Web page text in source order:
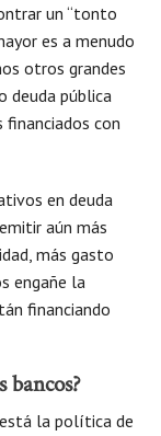
un “tonto
es a menudo
otros grandes
deuda pública
con
en deuda
aún más
más gasto
engañe la
financiando
bancos?
la política de